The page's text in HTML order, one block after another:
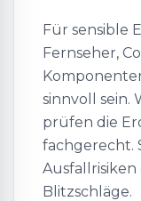
Für sensible
Fernseher,
sinnvoll sein.
prüfen die
fachgerecht.
Blitzschläge.